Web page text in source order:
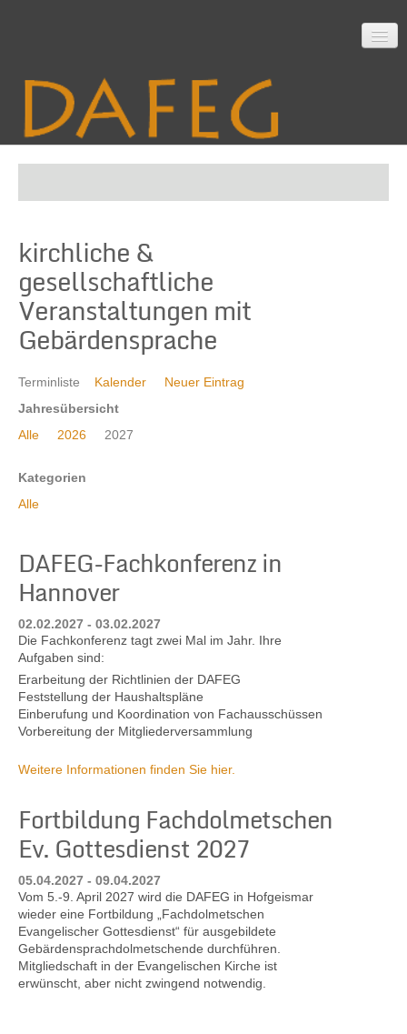
Mitarbeit
Material
Themen
Kontakt
kirchliche &
gesellschaftliche
Veranstaltungen mit
Gebärdensprache
Terminliste Kalender
Neuer Eintrag
Jahresübersicht
Alle
2026 2027
Kategorien
Alle
DAFEG-Fachkonferenz in
Hannover
02.02.2027 - 03.02.2027
Die Fachkonferenz tagt zwei Mal im Jahr. Ihre
Aufgaben sind:
Erarbeitung der Richtlinien der DAFEG
Feststellung der Haushaltspläne
Einberufung und Koordination von Fachausschüssen
Vorbereitung der Mitgliederversammlung
Weitere Informationen finden Sie hier.
Fortbildung Fachdolmetschen
Ev. Gottesdienst 2027
05.04.2027 - 09.04.2027
Vom 5.-9. April 2027 wird die DAFEG in Hofgeismar
wieder eine Fortbildung „Fachdolmetschen
Evangelischer Gottesdienst“ für ausgebildete
Gebärdensprachdolmetschende durchführen.
Mitgliedschaft in der Evangelischen Kirche ist
erwünscht, aber nicht zwingend notwendig.